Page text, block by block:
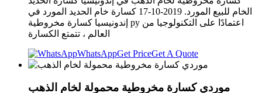
الخام للبيع المورد. 2019-10-17 كسارة خام الحديد المورد في
إندونيسيا كسارة مخروطية py اعتمادًا على التكنولوجيا من
العالم ، تتمتع الكسارة
WhatsAppGet PriceGet A Quote
موردي كسارة مخروطية محمولة لخام الذهب